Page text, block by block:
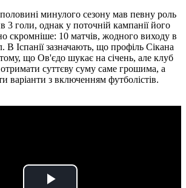
минулого сезону мав певну роль
3 голи, однак у поточній кампанії його
скромніше: 10 матчів, жодного виходу в
В Іспанії зазначають, що профіль Сікана
тому, що Ов'єдо шукає на січень, але клуб
суттєву суму саме грошима, а
варіанти з включенням футболістів.